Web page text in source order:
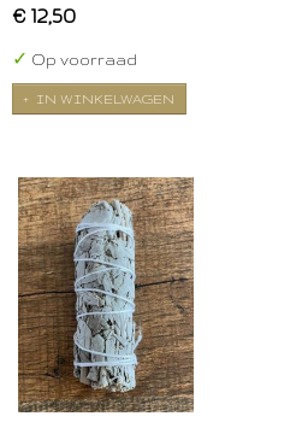
€ 12,50
✓ Op voorraad
IN WINKELWAGEN